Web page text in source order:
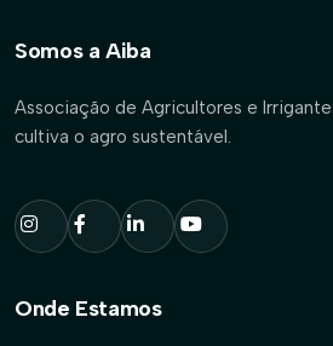
Somos a Aiba
Associação de Agricultores e
cultiva o agro sustentável.
Onde Estamos